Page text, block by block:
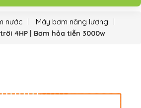
nước Máy bơm năng lượng
4HP | Bơm hỏa tiễn 3000w